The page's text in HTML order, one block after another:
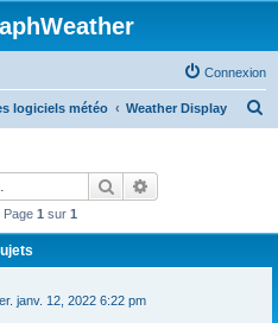
Connexion
logiciels météo Weather Display
Rechercher
Page 1 sur 1
janv. 12, 2022 6:22 pm